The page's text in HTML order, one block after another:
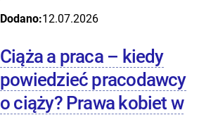
Dodano:12.07.2026
Ciąża a praca – kiedy
powiedzieć pracodawcy
o ciąży? Prawa kobiet w